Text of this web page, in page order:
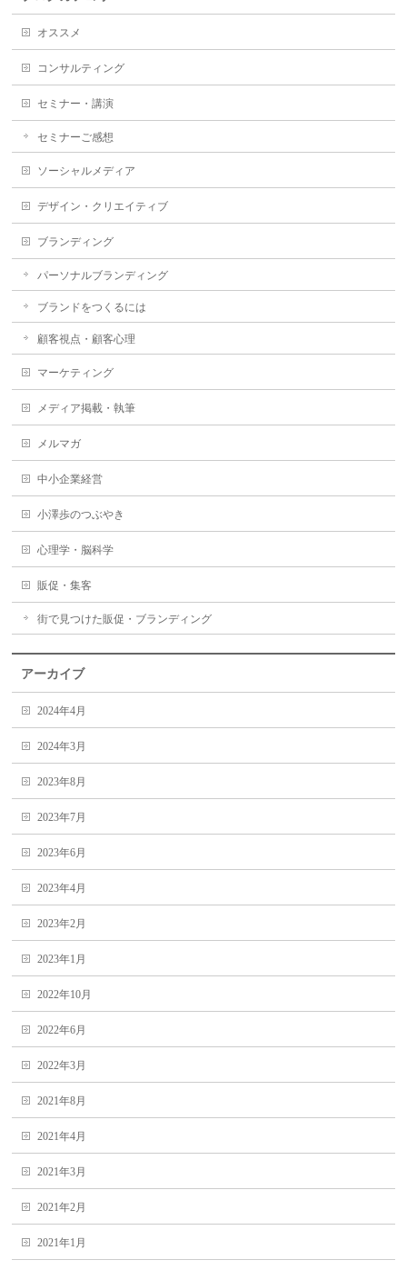
オススメ
コンサルティング
セミナー・講演
セミナーご感想
ソーシャルメディア
デザイン・クリエイティブ
ブランディング
パーソナルブランディング
ブランドをつくるには
顧客視点・顧客心理
マーケティング
メディア掲載・執筆
メルマガ
中小企業経営
小澤歩のつぶやき
心理学・脳科学
販促・集客
街で見つけた販促・ブランディング
アーカイブ
2024年4月
2024年3月
2023年8月
2023年7月
2023年6月
2023年4月
2023年2月
2023年1月
2022年10月
2022年6月
2022年3月
2021年8月
2021年4月
2021年3月
2021年2月
2021年1月